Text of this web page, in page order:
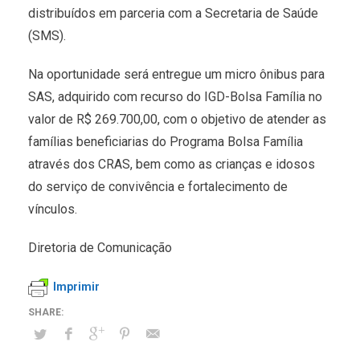
distribuídos em parceria com a Secretaria de Saúde
(SMS).
Na oportunidade será entregue um micro ônibus para
SAS, adquirido com recurso do IGD-Bolsa Família no
valor de R$ 269.700,00, com o objetivo de atender as
famílias beneficiarias do Programa Bolsa Família
através dos CRAS, bem como as crianças e idosos
do serviço de convivência e fortalecimento de
vínculos.
Diretoria de Comunicação
Imprimir